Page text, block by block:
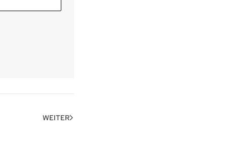
WEITER